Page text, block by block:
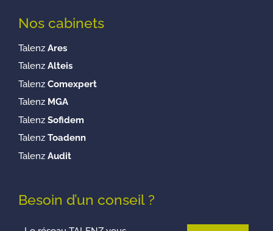
Nos cabinets
Talenz Ares
Talenz Alteis
Talenz Comexpert
Talenz MGA
Talenz Sofidem
Talenz Toadenn
Talenz Audit
Besoin d’un conseil ?